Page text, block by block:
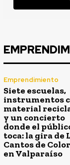
Emprendimiento
Siete escuelas,
instrumentos
material
y un concierto
donde el
toca: la gira de
Cantos de
en Valparaíso